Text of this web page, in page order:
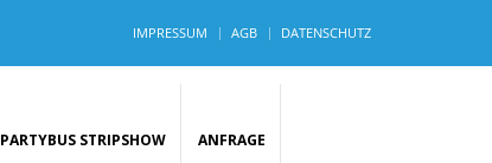
IMPRESSUM AGB DATENSCHUTZ
PARTYBUS STRIPSHOW ANFRAGE